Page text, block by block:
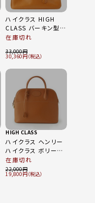
ハイクラス HIGH
CLASS バーキン型
レザー 本革 ゴール
鞄 パドロック付 キャ
在庫切れ
33,000
30,360
HIGH CLASS
ハイクラス ヘンリー
ハイクラス ボリード
型 マカロン 2WAYシ
ョルダー ハンドバッ
グ ゴールド ブラウン
在庫切れ
22,000
19,800